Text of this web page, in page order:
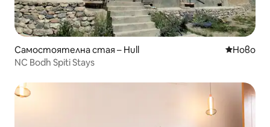
Самостоятелна стая – Hull Ново
Ново
NC Bodh Spiti Stays